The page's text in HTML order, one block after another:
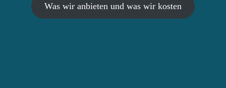
Was wir anbieten und was wir kosten